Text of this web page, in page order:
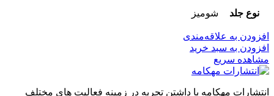
نوع جلد شومیز
افزودن به علاقه‌مندی
افزودن به سبد خرید
مشاهده سریع
انتشارات مهکامه با داشتن تجربه در زمینه فعالیت های مختلف